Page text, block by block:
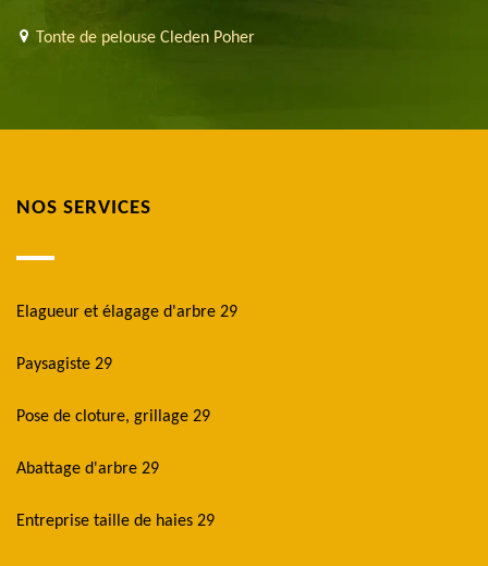
Tonte de pelouse Cleden Poher
NOS SERVICES
Elagueur et élagage d'arbre 29
Paysagiste 29
Pose de cloture, grillage 29
Abattage d'arbre 29
Entreprise taille de haies 29